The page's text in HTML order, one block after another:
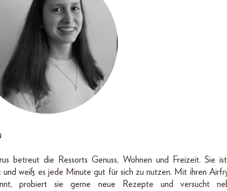
betreut die Ressorts Genuss, Wohnen und Freizeit. Sie
und weiß es jede Minute gut für sich zu nutzen. Mit ihren
probiert sie gerne neue Rezepte und versucht